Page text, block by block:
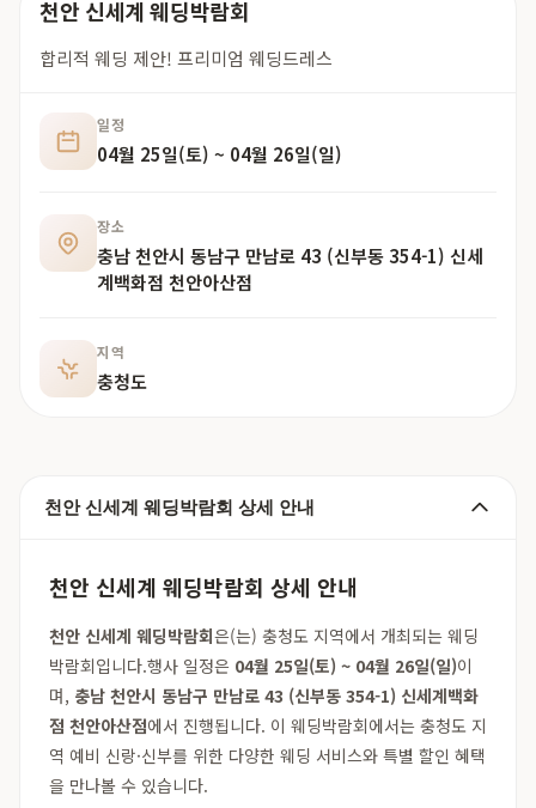
천안 신세계 웨딩박람회
합리적 웨딩 제안! 프리미엄 웨딩드레스
일정
04월 25일(토) ~ 04월 26일(일)
장소
충남 천안시 동남구 만남로 43 (신부동 354-1) 신세
계백화점 천안아산점
지역
충청도
천안 신세계 웨딩박람회 상세 안내
천안 신세계 웨딩박람회 상세 안내
천안 신세계 웨딩박람회은(는) 충청도 지역에서 개최되는 웨딩
박람회입니다.행사 일정은 04월 25일(토) ~ 04월 26일(일)이
며, 충남 천안시 동남구 만남로 43 (신부동 354-1) 신세계백화
점 천안아산점에서 진행됩니다. 이 웨딩박람회에서는 충청도 지
역 예비 신랑·신부를 위한 다양한 웨딩 서비스와 특별 할인 혜택
을 만나볼 수 있습니다.